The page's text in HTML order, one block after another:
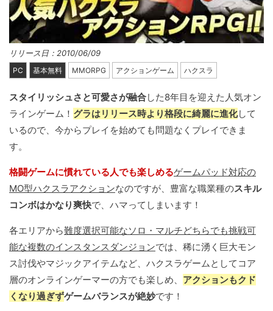
リリース日：2010/06/09
PC 基本無料 MMORPG アクションゲーム ハクスラ
スタイリッシュさと可愛さが融合した8年目を迎えた人気オン
ラインゲーム！ グラはリリース時より格段に綺麗に進化して
いるので、今からプレイを始めても問題なくプレイできま
す。
格闘ゲームに慣れている人でも楽しめるゲームパッド対応の
MO型ハクスラアクションなのですが、豊富な職業種のスキル
コンボはかなり爽快で、ハマってしまいます！
各エリアから難度選択可能なソロ・マルチどちらでも挑戦可
能な複数のインスタンスダンジョンでは、稀に湧く巨大モン
ス討伐やマジックアイテムなど、ハクスラゲームとしてコア
層のオンラインゲーマーの方でも楽しめ、 アクションもクド
くなり過ぎずゲームバランスが絶妙です！